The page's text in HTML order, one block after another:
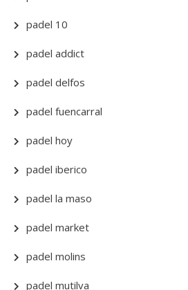
padel 10
padel addict
padel delfos
padel fuencarral
padel hoy
padel iberico
padel la maso
padel market
padel molins
padel mutilva